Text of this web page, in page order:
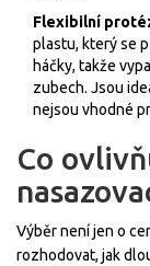
Flexibilní
plastu, který se
háčky, takže
zubech. Jsou
nejsou vhodné
Co
Výběr není jen o
rozhodovat, jak